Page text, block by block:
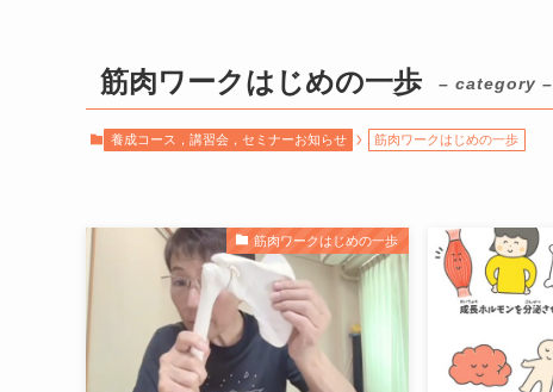
筋肉ワークはじめの一歩 – category –
養成コース，講習会，セミナーお知らせ 筋肉ワークはじめの一歩
筋肉ワークはじめの一歩